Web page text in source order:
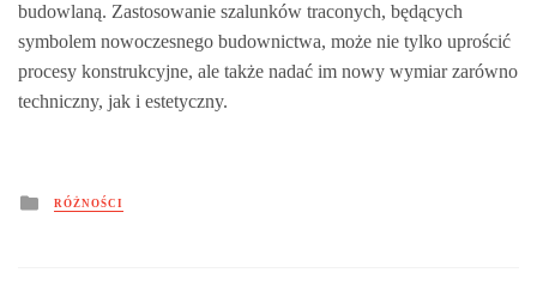
budowlaną. Zastosowanie szalunków traconych, będących
symbolem nowoczesnego budownictwa, może nie tylko uprościć
procesy konstrukcyjne, ale także nadać im nowy wymiar zarówno
techniczny, jak i estetyczny.
Posted
RÓŻNOŚCI